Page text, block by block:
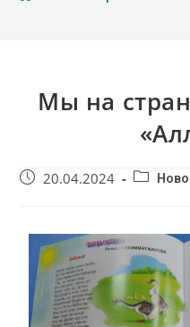
Мы на
20.04.2024